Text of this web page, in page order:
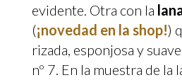
evidente. Otra con la
(¡novedad en la shop!)
rizada, esponjosa y
nº 7. En la muestra de la